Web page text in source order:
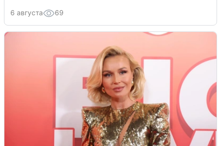
6 августа 69